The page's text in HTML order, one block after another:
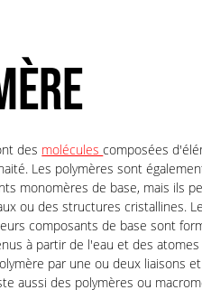
des moléculescomposées
Les polymères sont
monomères de base, mais ils
ou des structures cristallines.
composants de base sont
à partir de l'eau et des
par une ou deux liaisons
aussi des polymères ou